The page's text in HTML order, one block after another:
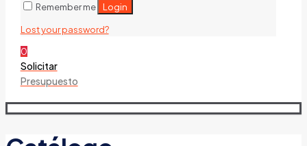
Remember me Login
Lost your password?
0
Solicitar
Presupuesto